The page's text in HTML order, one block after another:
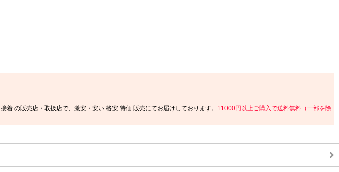
の販売店・取扱店で、激安・安い 格安 特価 販売にてお届けしております。 11000円以上ご購入で送料無料（一部を除